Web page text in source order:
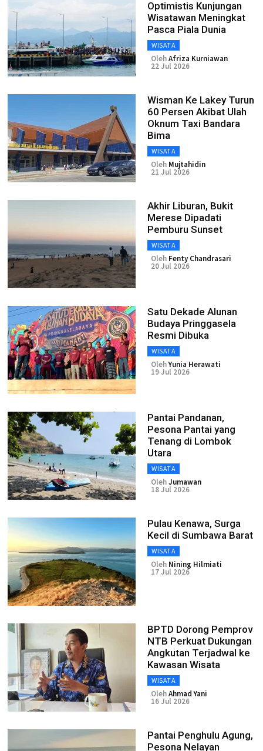
Optimistis Kunjungan
Wisatawan Meningkat
Pasca Piala Dunia
WISATA
OlehAfriza Kurniawan
22 Jul 2026
Wisman Ke Lakey Turun
60 Persen Akibat Ulah
Oknum Taxi Bandara
Bima
WISATA
Oleh Mujtahidin
21 Jul 2026
Akhir Liburan, Bukit
Merese Dipadati
Pemburu Sunset
WISATA
Oleh Fenty Chandrasari
20 Jul 2026
Satu Dekade Alunan
Budaya Pringgasela
Resmi Dibuka
WISATA
OlehYunia Herawati
19 Jul 2026
Pantai Pandanan,
Pesona Pantai yang
Tenang di Lombok
Utara
WISATA
OlehJumawan
18 Jul 2026
Pulau Kenawa, Surga
Kecil di Sumbawa Barat
WISATA
Oleh Nining Hilmiati
17 Jul 2026
BPTD Dorong Pemprov
NTB Perkuat Dukungan
Angkutan Terjadwal ke
Kawasan Wisata
WISATA
OlehAhmad Yani
16 Jul 2026
Pantai Penghulu Agung,
Pesona Nelayan